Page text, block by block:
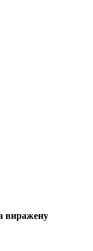
виражену